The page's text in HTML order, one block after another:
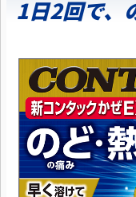
1日2回で、